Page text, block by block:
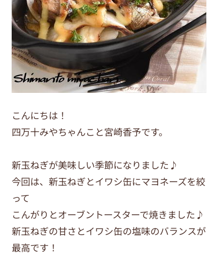
こんにちは！
四万十みやちゃんこと宮崎香予です。
新玉ねぎが美味しい季節になりました♪
今回は、新玉ねぎとイワシ缶にマヨネーズを絞
って
こんがりとオーブントースターで焼きました♪
新玉ねぎの甘さとイワシ缶の塩味のバランスが
最高です！